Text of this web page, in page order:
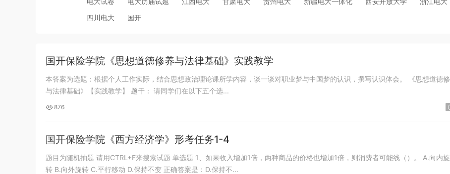
四川电大
国开
国开保险学院《思想道德修养与法律基础》实践教学
本答案为选题：根据个人工作实际，结合思想政治理论课所学内容，谈一谈对职业梦与中国梦的认识，撰写认识体会。 《思想道德修养
与法律基础》【实践教学】 题干： 请同学们在以下五个选...
876
国开保险学院《西方经济学》形考任务1-4
题目为随机抽题 请用CTRL+F来搜索试题 单选题 1、如果收入增加1倍，两种商品的价格也增加1倍，则消费者可能线（）。 A.向内旋
转 B.向外旋转 C.平行移动 D.保持不变 正确答案是：D.保持不...
2013年广东公务员考试